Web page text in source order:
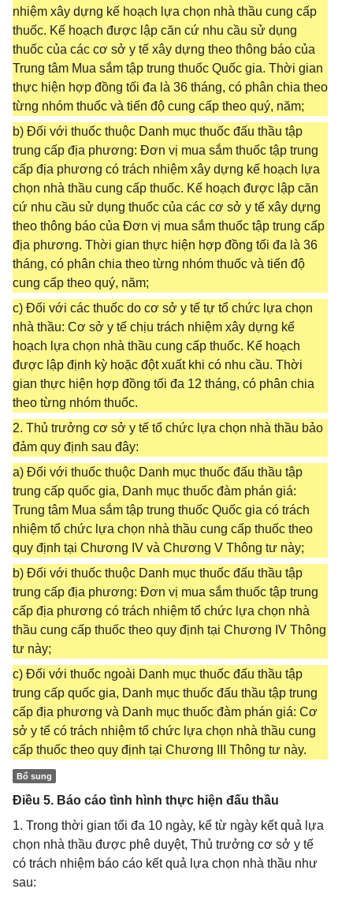
nhiệm xây dựng kế hoạch lựa chọn nhà thầu cung cấp
thuốc. Kế hoạch được lập căn cứ nhu cầu sử dụng
thuốc của các cơ sở y tế xây dựng theo thông báo của
Trung tâm Mua sắm tập trung thuốc Quốc gia. Thời gian
thực hiện hợp đồng tối đa là 36 tháng, có phân chia theo
từng nhóm thuốc và tiến độ cung cấp theo quý, năm;
b) Đối với thuốc thuộc Danh mục thuốc đấu thầu tập
trung cấp địa phương: Đơn vị mua sắm thuốc tập trung
cấp địa phương có trách nhiệm xây dựng kế hoạch lựa
chọn nhà thầu cung cấp thuốc. Kế hoạch được lập căn
cứ nhu cầu sử dụng thuốc của các cơ sở y tế xây dựng
theo thông báo của Đơn vị mua sắm thuốc tập trung cấp
địa phương. Thời gian thực hiện hợp đồng tối đa là 36
tháng, có phân chia theo từng nhóm thuốc và tiến độ
cung cấp theo quý, năm;
c) Đối với các thuốc do cơ sở y tế tự tổ chức lựa chọn
nhà thầu: Cơ sở y tế chịu trách nhiệm xây dựng kế
hoạch lựa chọn nhà thầu cung cấp thuốc. Kế hoạch
được lập định kỳ hoặc đột xuất khi có nhu cầu. Thời
gian thực hiện hợp đồng tối đa 12 tháng, có phân chia
theo từng nhóm thuốc.
2. Thủ trưởng cơ sở y tế tổ chức lựa chọn nhà thầu bảo
đảm quy định sau đây:
a) Đối với thuốc thuộc Danh mục thuốc đấu thầu tập
trung cấp quốc gia, Danh mục thuốc đàm phán giá:
Trung tâm Mua sắm tập trung thuốc Quốc gia có trách
nhiệm tổ chức lựa chọn nhà thầu cung cấp thuốc theo
quy định tại Chương IV và Chương V Thông tư này;
b) Đối với thuốc thuộc Danh mục thuốc đấu thầu tập
trung cấp địa phương: Đơn vị mua sắm thuốc tập trung
cấp địa phương có trách nhiệm tổ chức lựa chọn nhà
thầu cung cấp thuốc theo quy định tại Chương IV Thông
tư này;
c) Đối với thuốc ngoài Danh mục thuốc đấu thầu tập
trung cấp quốc gia, Danh mục thuốc đấu thầu tập trung
cấp địa phương và Danh mục thuốc đàm phán giá: Cơ
sở y tế có trách nhiệm tổ chức lựa chọn nhà thầu cung
cấp thuốc theo quy định tại Chương III Thông tư này.
Bổ sung
Điều 5. Báo cáo tình hình thực hiện đấu thầu
1. Trong thời gian tối đa 10 ngày, kể từ ngày kết quả lựa
chọn nhà thầu được phê duyệt, Thủ trưởng cơ sở y tế
có trách nhiệm báo cáo kết quả lựa chọn nhà thầu như
sau: